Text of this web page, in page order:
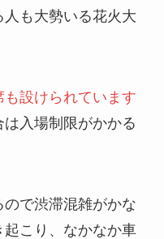
も大勢いる花火大
設けられています
入場制限がかかる
で渋滞混雑がかな
起こり、なかなか車